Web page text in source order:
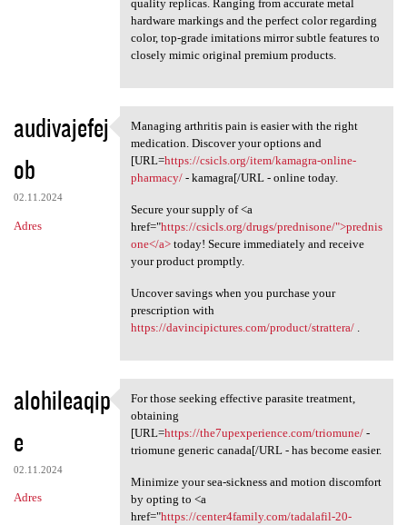
quality replicas. Ranging from accurate metal
hardware markings and the perfect color regarding
color, top-grade imitations mirror subtle features to
closely mimic original premium products.
audivajefej
ob
02.11.2024
Adres
Managing arthritis pain is
Managing arthritis pain is easier with the right
medication. Discover your options and
[URL=https://csicls.org/item/kamagra-online-
pharmacy/- kamagra[/URL - online today.
Secure your supply of <a
href="https://csicls.org/drugs/prednisone/">prednis
one</a>today! Secure immediately and receive
your product promptly.
Uncover savings when you purchase your
prescription with
https://davincipictures.com/product/strattera/.
alohileaqip
e
02.11.2024
Adres
For those seeking effective
For those seeking effective parasite treatment,
obtaining
[URL=https://the7upexperience.com/triomune/-
triomune generic canada[/URL - has become easier.
Minimize your sea-sickness and motion discomfort
by opting to <a
href="https://center4family.com/tadalafil-20-